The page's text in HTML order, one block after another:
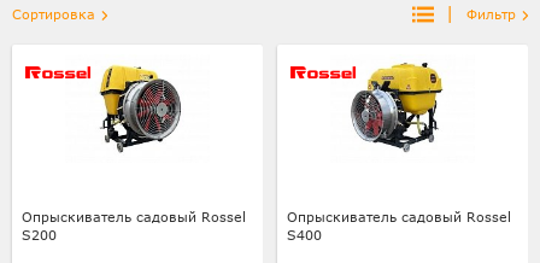
Сортировка | Фильтр
Опрыскиватель садовый Rossel
S200
Опрыскиватель садовый Rossel
S400